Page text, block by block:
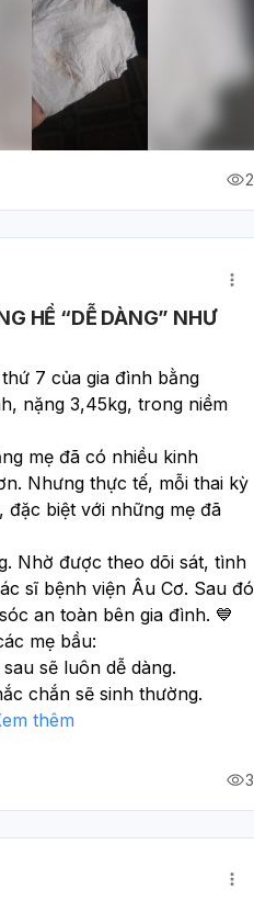
2
HỀ “DỄ DÀNG” NHƯ
7 của gia đình bằng
nặng 3,45kg, trong niềm
mẹ đã có nhiều kinh
Nhưng thực tế, mỗi thai kỳ
đặc biệt với những mẹ đã
Nhờ được theo dõi sát, tình
sĩ bệnh viện Âu Cơ. Sau đó
an toàn bên gia đình. 💙
mẹ bầu:
sẽ luôn dễ dàng.
chắn sẽ sinh thường.
thêm
3